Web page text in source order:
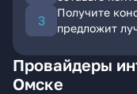
Получите
предложит
Провайдеры
Омске